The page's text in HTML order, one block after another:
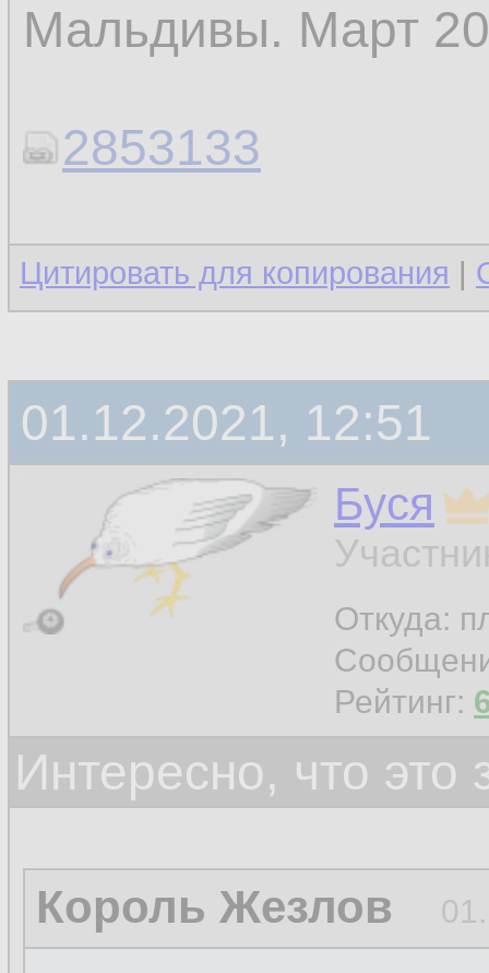
Мальдивы. Март
2853133
Цитировать для копирования |
01.12.2021, 12:51
Буся
Откуда:
Рейтинг:
Интересно, что
Король Жезлов